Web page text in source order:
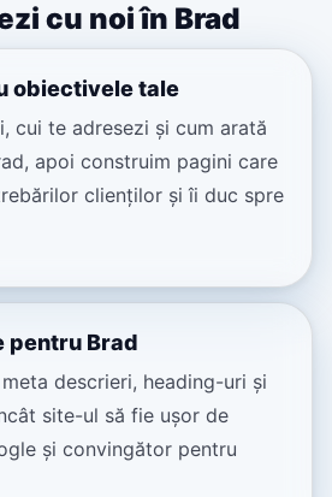
cu noi în Brad
obiectivele tale
cui te adresezi și cum arată
apoi construim pagini care
clienților și îi duc spre
pentru Brad
descrieri, heading-uri și
site-ul să fie ușor de
și convingător pentru